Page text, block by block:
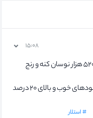
۱۵:۰۸
اگه بیت کوین بین ۴۷۰۰۰ هزار و ۵۲۰۰۰ هزار نوسان کنه و رنج
آلت کوین های فرصت خوبی برای سودهای خوب و بالای ۲۰ درصد
# استلار